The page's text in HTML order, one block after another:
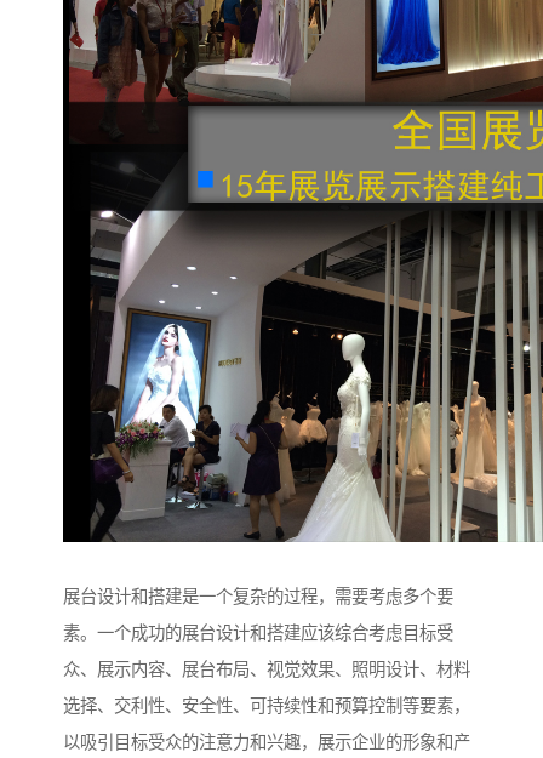
展台设计和搭建是一个复杂的过程，需要考虑多个要
素。一个成功的展台设计和搭建应该综合考虑目标受
众、展示内容、展台布局、视觉效果、照明设计、材料
选择、交利性、安全性、可持续性和预算控制等要素，
以吸引目标受众的注意力和兴趣，展示企业的形象和产